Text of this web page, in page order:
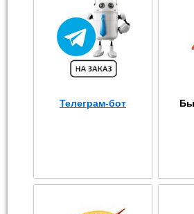
Телеграм-бот